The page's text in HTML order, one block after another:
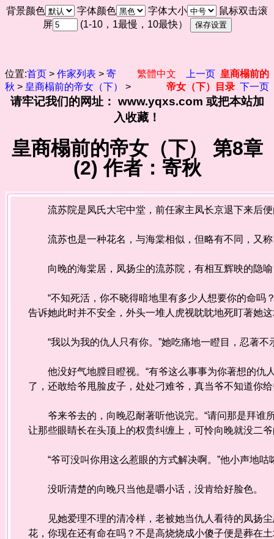
背景颜色 字体颜色 字体大小
鼠标双击滚
屏
(1-10，1最慢，10最快）
位置:首页 > 作家列表 > 寄
秋 > 皇商榻前的帝女（下） >
繁體中文 上一页 皇商榻前的
帝女（下）目录 下一页
请牢记我们的网址： www.yqxs.com 或把本站加
入收藏！
皇商榻前的帝女（下） 第8章
(2) 作者：寄秋
流苏院是凤氏大宅中堂，前任家主凤长京退下来后便
流苏也是一种花名，与海棠相似，但略有不同，又称
向晚的海棠居，凤扬尘的流苏院，有相互辉映的隐喻
“不知死活，你不晓得暗地里有多少人想要你的命吗？
告诉她此时并不安全，外头一堆人虎视眈眈地死盯著她
“我以为我的仇人只有你。”她吃痛地一瞪目，忍著不
他没好气地膛目瞪视。“有爷这么事事为你著想的仇
了，还敢给爷甩脸皮子，处处刁难爷，真当爷不知道你
爷来爷去的，向晚忍耐著听他说完。“请问那是拜谁
让那些眼睛长在头顶上的权贵纠缠上，可怜向晚就没二
“爷可没叫你用这么惹眼的方式解决啊。”他小声地咕
没听清楚的向晚只当他是嚼小话，没肯给好脸色。
见她爱理不理的清冷样，老被她当仇人看待的凤扬尘
花，你现在还有命在吗？不是高烧烧成小傻子便是葬在